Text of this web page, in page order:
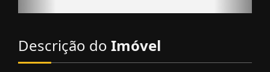
Descrição do Imóvel